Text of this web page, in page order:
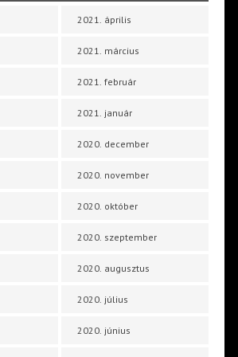
2021. április
2021. március
2021. február
2021. január
2020. december
2020. november
2020. október
2020. szeptember
2020. augusztus
2020. július
2020. június